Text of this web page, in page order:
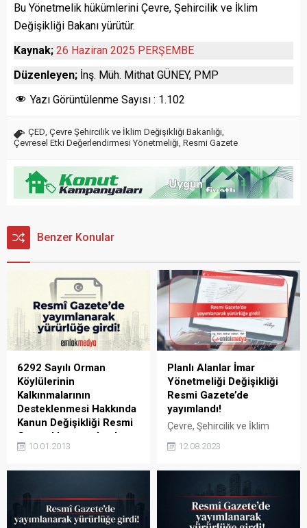
Bu Yönetmelik hükümlerini Çevre, Şehircilik ve İklim
Değişikliği Bakanı yürütür.
Kaynak; 26 Haziran 2025 PERŞEMBE
Düzenleyen; İnş. Müh. Mithat GÜNEY, PMP
Yazı Görüntülenme Sayısı : 1.102
ÇED Çevre Şehircilik ve İklim Değişikliği Bakanlığı
Çevresel Etki Değerlendirmesi Yönetmeliği Resmi Gazete
Benzer Konular
6292 Sayılı Orman
Köylülerinin
Kalkınmalarının
Desteklenmesi Hakkında
Kanun Değişikliği Resmi
Gazete’de yayımlandı
6292 Sayılı Orman
Adına Orman Sınırları Dışına
Çıkarılan Yerlerin
Değerlendirilmesi ile
10.01.2013
Planlı Alanlar İmar
Yönetmeliği Değişikliği
Resmi Gazete’de
yayımlandı!
Çevre, Şehircilik ve İklim
tarafından, Planlı Alanlar
Resmî Gazete’de
yayımlanarak yürürlüğe
girdi. Planlı Alanlar İmar
Yönetmeliği Değişikliği
12.08.2023